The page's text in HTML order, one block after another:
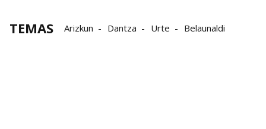
TEMAS Arizkun Dantza Urte Belaunaldi